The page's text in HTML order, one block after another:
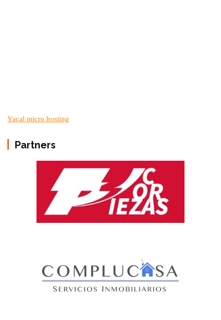
Yacal micro hosting
Partners